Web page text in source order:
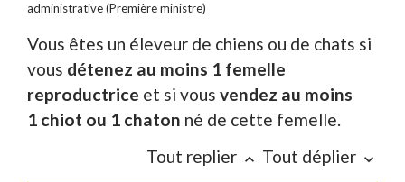
administrative (Première ministre)
Vous êtes un éleveur de chiens ou de chats si
vous détenez au moins 1 femelle
reproductrice et si vous vendez au moins
1 chiot ou 1 chaton né de cette femelle.
Tout replier keyboard_arrow_up Tout déplier keyboard_arrow_down